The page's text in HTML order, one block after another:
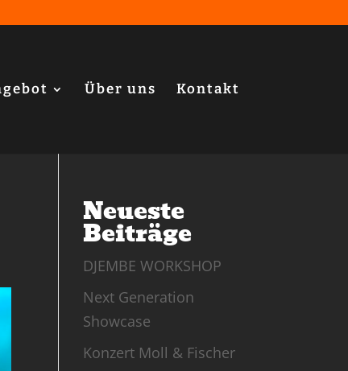
Über uns Kontakt
Neueste
Beiträge
DJEMBE WORKSHOP
Next Generation
Showcase
Konzert Moll & Fischer